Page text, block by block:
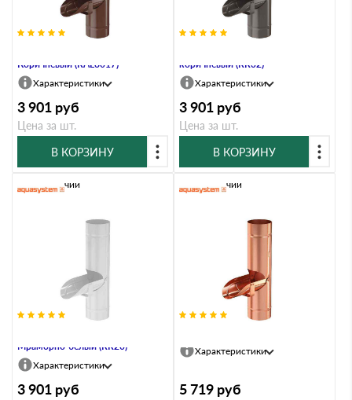
Коричневый (RAL8017)
Характеристики
3 901 руб
Цена за шт.
В КОРЗИНУ
коричневый (RR32)
Характеристики
3 901 руб
Цена за шт.
В КОРЗИНУ
Мраморно-белый (RR20)
В наличии
Характеристики
3 901 руб
В наличии
Характеристики
5 719 руб